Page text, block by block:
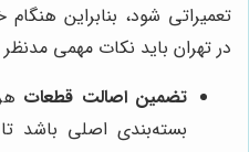
تعمیراتی شود، بنابراین هنگام
در تهران باید نکات مهمی مدنظر
تضمین اصالت قطعات
بسته‌بندی اصلی باشد